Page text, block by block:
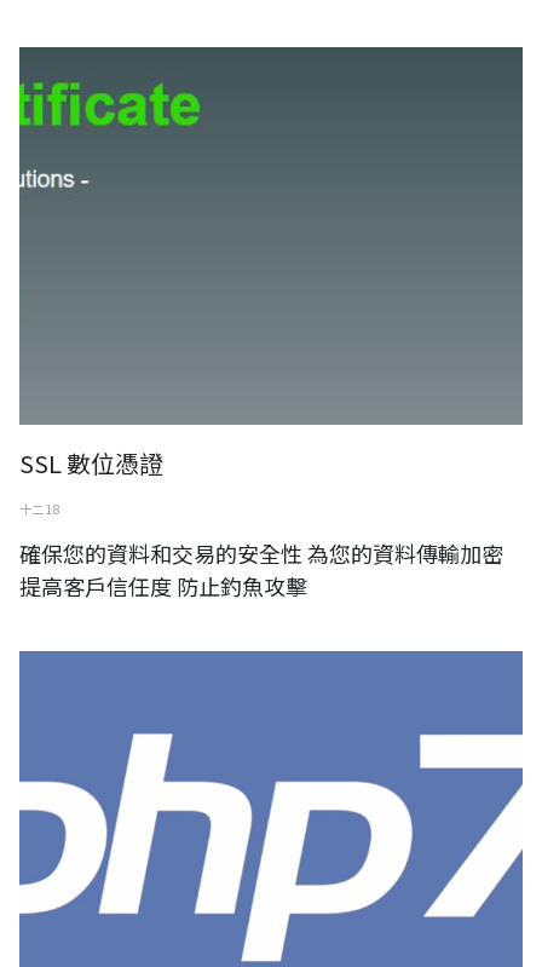
SSL 數位憑證
十二 18
確保您的資料和交易的安全性 為您的資料傳輸加密
提高客戶信任度 防止釣魚攻擊